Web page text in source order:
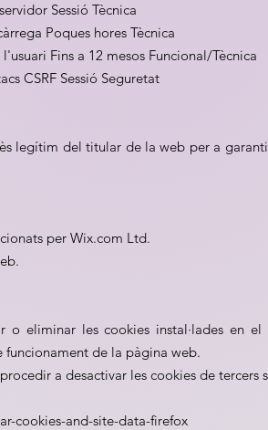
Sessió Tècnica
Poques hores Tècnica
Fins a 12 mesos Funcional/Tècnica
CSRF Sessió Seguretat
legítim del titular de la web per a
per Wix.com Ltd.
eliminar les cookies instal·lades en
de la pàgina web.
a desactivar les cookies de tercers
cookies-and-site-data-firefox